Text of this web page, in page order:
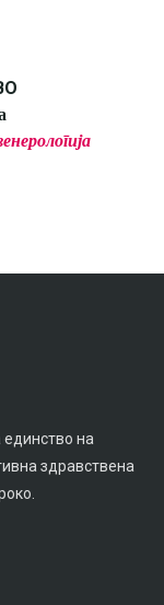
на
здравствена